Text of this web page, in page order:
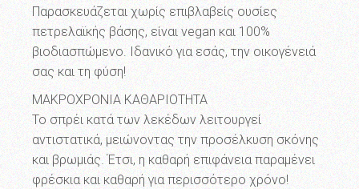
Παρασκευάζεται χωρίς επιβλαβείς ουσίες
πετρελαϊκής βάσης, είναι vegan και 100%
βιοδιασπώμενο. Ιδανικό για εσάς, την οικογένειά
σας και τη φύση!
ΜΑΚΡΟΧΡΟΝΙΑ ΚΑΘΑΡΙΟΤΗΤΑ
Το σπρέι κατά των λεκέδων λειτουργεί
αντιστατικά, μειώνοντας την προσέλκυση σκόνης
και βρωμιάς. Έτσι, η καθαρή επιφάνεια παραμένει
φρέσκια και καθαρή για περισσότερο χρόνο!